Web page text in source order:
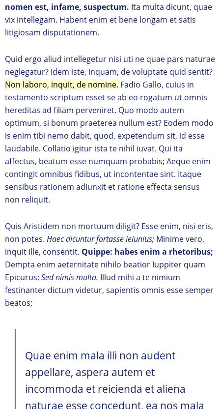
nomen est, infame, suspectum. Ita multa dicunt, quae
vix intellegam. Habent enim et bene longam et satis
litigiosam disputationem.
Quid ergo aliud intellegetur nisi uti ne quae pars naturae
neglegatur? Idem iste, inquam, de voluptate quid sentit?
Non laboro, inquit, de nomine. Fadio Gallo, cuius in
testamento scriptum esset se ab eo rogatum ut omnis
hereditas ad filiam perveniret. Quo modo autem
optimum, si bonum praeterea nullum est? Eodem modo
is enim tibi nemo dabit, quod, expetendum sit, id esse
laudabile. Collatio igitur ista te nihil iuvat. Qui ita
affectus, beatum esse numquam probabis; Aeque enim
contingit omnibus fidibus, ut incontentae sint. Itaque
sensibus rationem adiunxit et ratione effecta sensus
non reliquit.
Quis Aristidem non mortuum diligit? Esse enim, nisi eris,
non potes. Haec dicuntur fortasse ieiunius; Minime vero,
inquit ille, consentit. Quippe: habes enim a rhetoribus;
Dempta enim aeternitate nihilo beatior Iuppiter quam
Epicurus; Sed nimis multa. Illud mihi a te nimium
festinanter dictum videtur, sapientis omnis esse semper
beatos;
Quae enim mala illi non audent
appellare, aspera autem et
incommoda et reicienda et aliena
naturae esse concedunt, ea nos mala